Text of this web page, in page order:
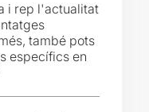
i rep l'actualitat
també pots
específics en